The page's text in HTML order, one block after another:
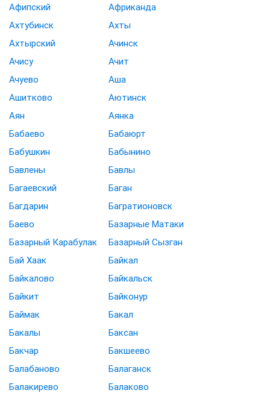
Афипский
Африканда
Ахтубинск
Ахты
Ахтырский
Ачинск
Ачису
Ачит
Ачуево
Аша
Ашитково
Аютинск
Аян
Аянка
Бабаево
Бабаюрт
Бабушкин
Бабынино
Бавлены
Бавлы
Багаевский
Баган
Багдарин
Багратионовск
Баево
Базарные Матаки
Базарный Карабулак
Базарный Сызган
Бай Хаак
Байкал
Байкалово
Байкальск
Байкит
Байконур
Баймак
Бакал
Бакалы
Баксан
Бакчар
Бакшеево
Балабаново
Балаганск
Балакирево
Балаково